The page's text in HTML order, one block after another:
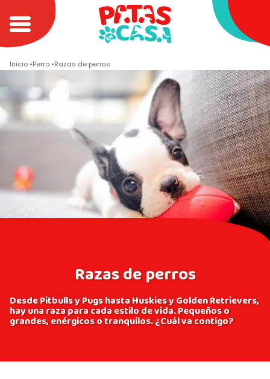
Inicio Perro Razas de perros
Razas de perros
Desde Pitbulls y Pugs hasta Huskies y Golden Retrievers,
hay una raza para cada estilo de vida. Pequeños o
grandes, enérgicos o tranquilos. ¿Cuál va contigo?